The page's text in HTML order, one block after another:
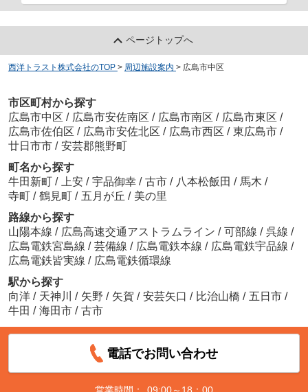
ページトップへ
西洋トラスト株式会社のTOP > 周辺施設案内 > 広島市中区
市区町村から探す
広島市中区 / 広島市安佐南区 / 広島市南区 / 広島市東区 /
広島市佐伯区 / 広島市安佐北区 / 広島市西区 / 東広島市 /
廿日市市 / 安芸郡熊野町
町名から探す
牛田新町 / 上安 / 宇品御幸 / 古市 / 八本松飯田 / 馬木 /
寺町 / 鶴見町 / 五月が丘 / 美の里
路線から探す
山陽本線 / 広島高速交通アストラムライン / 可部線 / 呉線 /
広島電鉄宮島線 / 芸備線 / 広島電鉄本線 / 広島電鉄宇品線 /
広島電鉄皆実線 / 広島電鉄循環線
駅から探す
向洋 / 天神川 / 矢野 / 矢賀 / 安芸矢口 / 比治山橋 / 五日市 /
牛田 / 海田市 / 古市
電話でお問い合わせ
営業時間： 09:00～18：00